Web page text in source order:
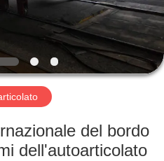
del bordo
dell'autoarticolato